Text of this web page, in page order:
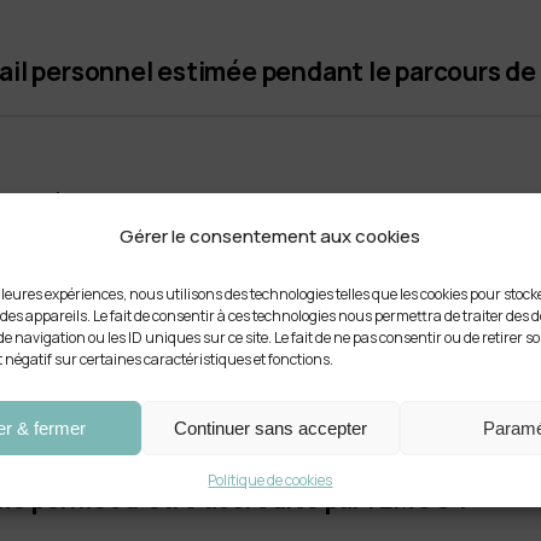
Gérer le consentement aux cookies
expériences, nous utilisons des technologies telles que les cookies pour
appareils. Le fait de consentir à ces technologies nous permettra de traiter des
navigation ou les ID uniques sur ce site. Le fait de ne pas consentir ou de retirer
négatif sur certaines caractéristiques et fonctions.
& fermer Continuer sans accepter
Politique de cookies
personnel estimée pendant le parcours
à la formation C&T® ?
Alliance Coachs a choisi d’adhérer à
permet d’être accrédité par l’EMCC ?